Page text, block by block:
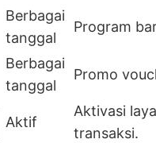
Berbagai
tanggal
Program
Berbagai
tanggal
Promo
Aktif
Aktivasi
transaksi.